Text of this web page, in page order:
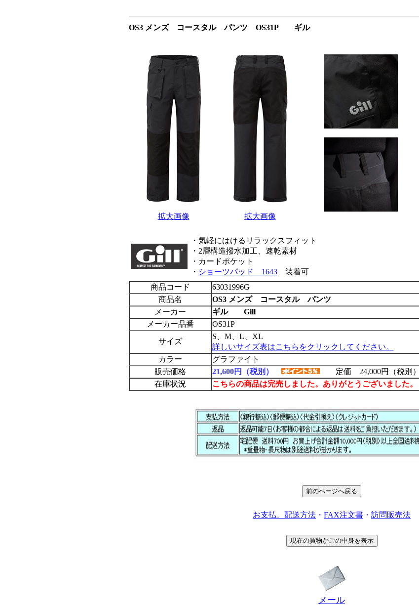
OS3 メンズ コースタル パンツ OS31P ギル
拡大画像 拡大画像
・気軽にはけるリラックスフィット
・2層構造撥水加工、速乾素材
・カードポケット
・ ショーツパッド 1643装着可
商品コード
63031996G
商品名
OS3 メンズ コースタル パンツ
メーカー
ギル Gill
メーカー品番
OS31P
サイズ
S、M、L、XL
詳しいサイズ表はこちらをクリックしてください。
カラー
グラファイト
販売価格
21,600円（税別）
定価 24,000円（税別）
在庫状況
こちらの商品は完売しました。ありがとうございました。
お支払、配送方法 ・ FAX注文書 ・ 訪問販売法
メール